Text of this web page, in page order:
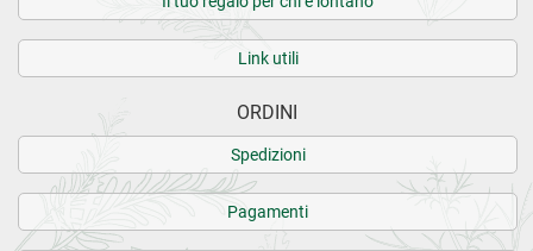
Link utili
ORDINI
Spedizioni
Pagamenti